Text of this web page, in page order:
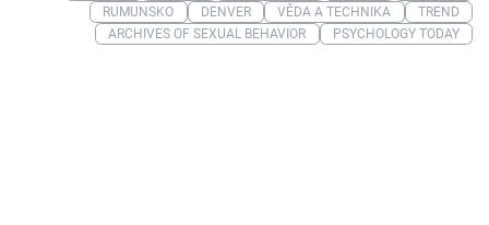
RUMUNSKO
DENVER VĚDA A TECHNIKA
TREND
ARCHIVES OF SEXUAL BEHAVIOR
PSYCHOLOGY TODAY